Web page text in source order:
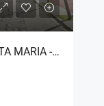
CAMBRILS- URB.HORTA DE SANTA MARIA -LOCAL COMERCIAL ESQUINERO – LS- 200626